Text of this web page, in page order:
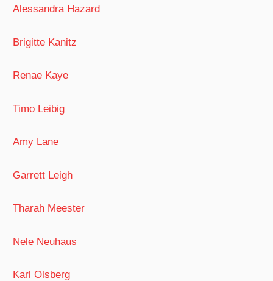
Alessandra Hazard
Brigitte Kanitz
Renae Kaye
Timo Leibig
Amy Lane
Garrett Leigh
Tharah Meester
Nele Neuhaus
Karl Olsberg